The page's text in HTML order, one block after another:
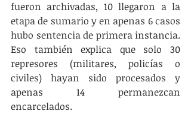
fueron archivadas, 10 llegaron a la
etapa de sumario y en apenas 6 casos
hubo sentencia de primera instancia.
Eso también explica que solo 30
represores (militares, policías o
civiles) hayan sido procesados y
apenas 14 permanezcan
encarcelados.